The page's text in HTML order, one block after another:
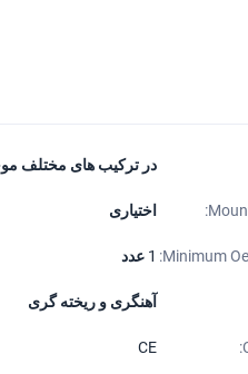
در ترکیب های مختلف
اختیاری
Minimum 1 عدد
آهنگری و ریخته گری
CE